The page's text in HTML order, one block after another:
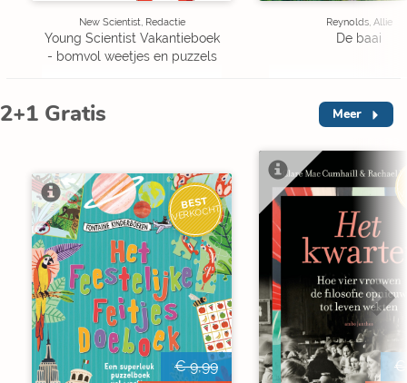
New Scientist, Redactie
Young Scientist Vakantieboek
- bomvol weetjes en puzzels
Reynolds, Allie
De baai
2+1 Gratis Meer
BEST
VERKOCHT
€ 9,99 €